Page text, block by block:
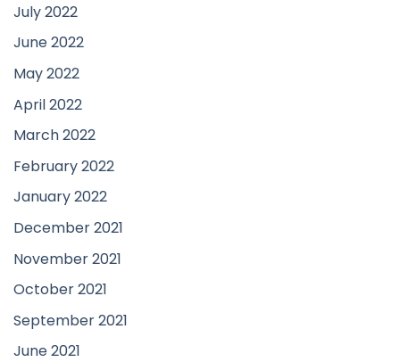
July 2022
June 2022
May 2022
April 2022
March 2022
February 2022
January 2022
December 2021
November 2021
October 2021
September 2021
June 2021